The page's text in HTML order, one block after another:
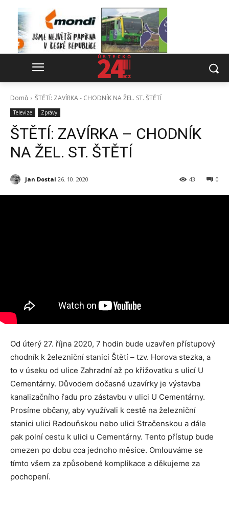
Domů ŠTĚTÍ: ZAVÍRKA - CHODNÍK NA ŽEL. ST. ŠTĚTÍ
Televize Zprávy
ŠTĚTÍ: ZAVÍRKA – CHODNÍK
NA ŽEL. ST. ŠTĚTÍ
Jan Dostal 26. 10. 2020 0
43
Od úterý 27. října 2020, 7 hodin bude uzavřen přístupový
chodník k železniční stanici Štětí – tzv. Horova stezka, a
to v úseku od ulice Zahradní až po křižovatku s ulicí U
Cementárny. Důvodem dočasné uzavírky je výstavba
kanalizačního řadu pro zástavbu v ulici U Cementárny.
Prosíme občany, aby využívali k cestě na železniční
stanici ulici Radouňskou nebo ulici Stračenskou a dále
pak polní cestu k ulici u Cementárny. Tento přístup bude
omezen po dobu cca jednoho měsíce. Omlouváme se
tímto všem za způsobené komplikace a děkujeme za
pochopení.